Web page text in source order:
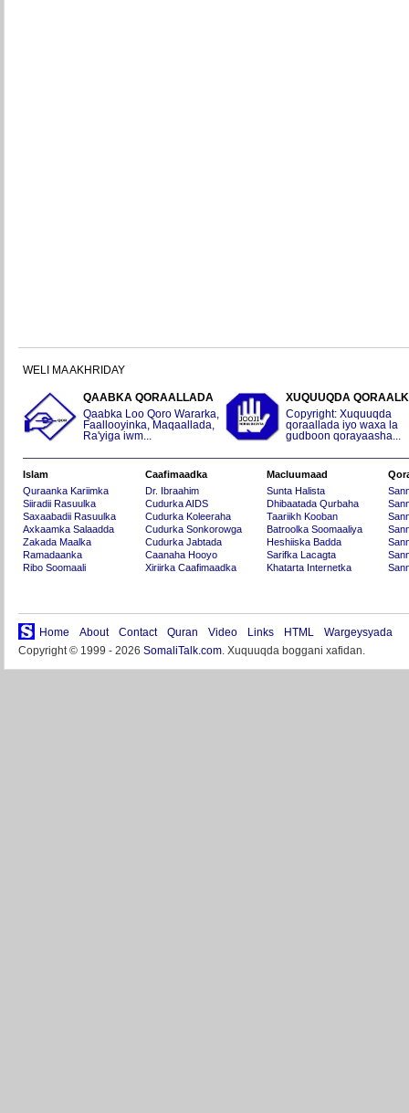
WELI MA AKHRIDAY
QAABKA QORAALLADA
Qaabka Loo Qoro Wararka,
Faallooyinka, Maqaallada,
Ra'yiga iwm...
XUQUUQDA
Copyright: Xuquuqda
qoraallada iyo waxa la
gudboon qorayaasha...
Islam
Quraanka Kariimka
Siiradii Rasuulka
Saxaabadii Rasuulka
Axkaamka Salaadda
Zakada Maalka
Ramadaanka
Ribo Soomaali
Caafimaadka
Dr. Ibraahim
Cudurka AIDS
Cudurka Koleeraha
Cudurka Sonkorowga
Cudurka Jabtada
Caanaha Hooyo
Xiriirka Caafimaadka
Macluumaad
Sunta Halista
Dhibaatada Qurbaha
Taariikh Kooban
Batroolka Soomaaliya
Heshiiska Badda
Sarifka Lacagta
Khatarta Internetka
Home About Contact Quran Video Links HTML
Wargeysyada
Copyright © 1999 - 2026 SomaliTalk.com. Xuquuqda boggani xafidan.